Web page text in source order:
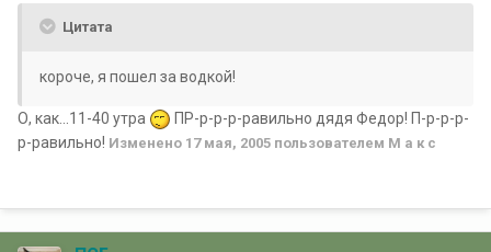
Цитата
короче, я пошел за водкой!
О, как...11-40 утра
ПР-р-р-р-равильно дядя Федор! П-р-р-р-
р-равильно! Изменено 17 мая, 2005 пользователем М а к с